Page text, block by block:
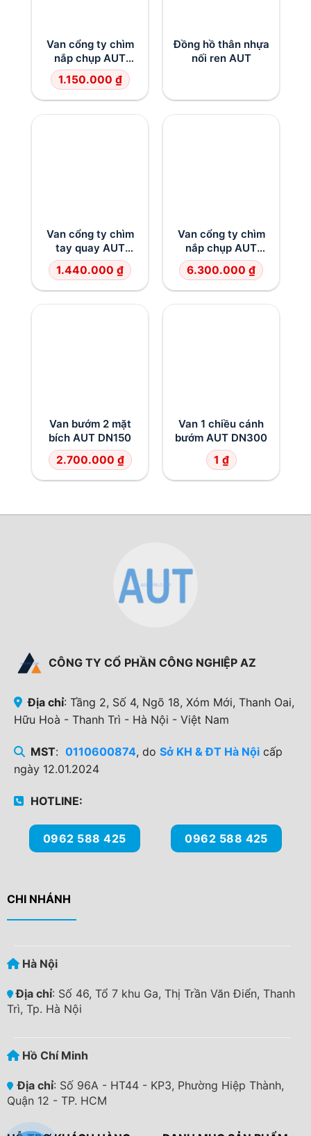
Van cổng ty chìm
nắp chụp AUT
DN80
1.150.000 ₫
Đồng hồ thân nhựa
nối ren AUT
Van cổng ty chìm
tay quay AUT
DN100
1.440.000 ₫
Van cổng ty chìm
nắp chụp AUT
DN250
6.300.000 ₫
Van bướm 2 mặt
bích AUT DN150
2.700.000 ₫
Van 1 chiều cánh
bướm AUT DN300
1 ₫
CÔNG TY CỔ PHẦN CÔNG NGHIỆP AZ
Địa chỉ: Tầng 2, Số 4, Ngõ 18, Xóm Mới, Thanh Oai,
Hữu Hoà - Thanh Trì - Hà Nội - Việt Nam
MST: 0110600874, do Sở KH & ĐT Hà Nộicấp
ngày 12.01.2024
HOTLINE:
0962 588 425 0962 588 425
CHI NHÁNH
Hà Nội
Địa chỉ: Số 46, Tổ 7 khu Ga, Thị Trần Văn Điển, Thanh
Trì, Tp. Hà Nội
Hồ Chí Minh
Địa chỉ: Số 96A - HT44 - KP3, Phường Hiệp Thành,
Quận 12 - TP. HCM